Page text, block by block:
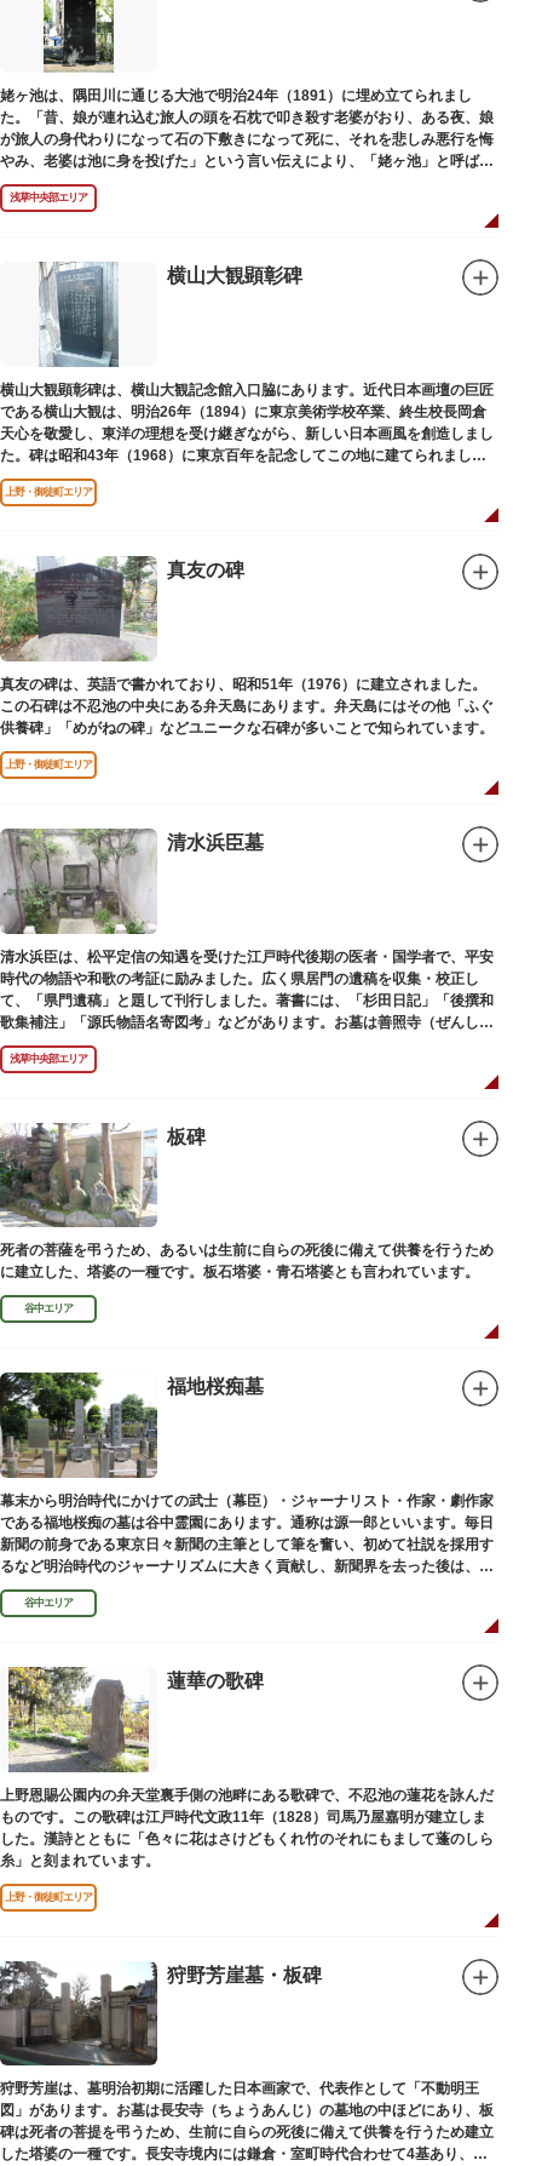
姥ヶ池は、隅田川に通じる大池で明治24年（1891）に埋め立てられまし
た。「昔、娘が連れ込む旅人の頭を石枕で叩き殺す老婆がおり、ある夜、娘
が旅人の身代わりになって石の下敷きになって死に、それを悲しみ悪行を悔
やみ、老婆は池に身を投げた」という言い伝えにより、「姥ヶ池」と呼ばれ
ていました。その碑は花川戸公園内にあります。
浅草中央部エリア
横山大観顕彰碑
横山大観顕彰碑は、横山大観記念館入口脇にあります。近代日本画壇の巨匠
である横山大観は、明治26年（1894）に東京美術学校卒業、終生校長岡倉
天心を敬愛し、東洋の理想を受け継ぎながら、新しい日本画風を創造しまし
た。碑は昭和43年（1968）に東京百年を記念してこの地に建てられまし
た。
上野・御徒町エリア
真友の碑
真友の碑は、英語で書かれており、昭和51年（1976）に建立されました。
この石碑は不忍池の中央にある弁天島にあります。弁天島にはその他「ふぐ
供養碑」「めがねの碑」などユニークな石碑が多いことで知られています。
上野・御徒町エリア
清水浜臣墓
清水浜臣は、松平定信の知遇を受けた江戸時代後期の医者・国学者で、平安
時代の物語や和歌の考証に励みました。広く県居門の遺稿を収集・校正し
て、「県門遺稿」と題して刊行しました。著書には、「杉田日記」「後撰和
歌集補注」「源氏物語名寄図考」などがあります。お墓は善照寺（ぜんしょ
うじ）境内にあります。
浅草中央部エリア
板碑
死者の菩薩を弔うため、あるいは生前に自らの死後に備えて供養を行うため
に建立した、塔婆の一種です。板石塔婆・青石塔婆とも言われています。
谷中エリア
福地桜痴墓
幕末から明治時代にかけての武士（幕臣）・ジャーナリスト・作家・劇作家
である福地桜痴の墓は谷中霊園にあります。通称は源一郎といいます。毎日
新聞の前身である東京日々新聞の主筆として筆を奮い、初めて社説を採用す
るなど明治時代のジャーナリズムに大きく貢献し、新聞界を去った後は、文
学者として活躍しました。
谷中エリア
蓮華の歌碑
上野恩賜公園内の弁天堂裏手側の池畔にある歌碑で、不忍池の蓮花を詠んだ
ものです。この歌碑は江戸時代文政11年（1828）司馬乃屋嘉明が建立しま
した。漢詩とともに「色々に花はさけどもくれ竹のそれにもまして蓬のしら
糸」と刻まれています。
上野・御徒町エリア
狩野芳崖墓・板碑
狩野芳崖は、墓明治初期に活躍した日本画家で、代表作として「不動明王
図」があります。お墓は長安寺（ちょうあんじ）の墓地の中ほどにあり、板
碑は死者の菩提を弔うため、生前に自らの死後に備えて供養を行うため建立
した塔婆の一種です。長安寺境内には鎌倉・室町時代合わせて4基あり、